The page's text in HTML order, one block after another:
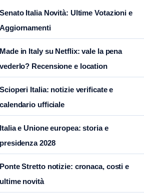
Senato Italia Novità: Ultime Votazioni e
Aggiornamenti
Made in Italy su Netflix: vale la pena
vederlo? Recensione e location
Scioperi Italia: notizie verificate e
calendario ufficiale
Italia e Unione europea: storia e
presidenza 2028
Ponte Stretto notizie: cronaca, costi e
ultime novità